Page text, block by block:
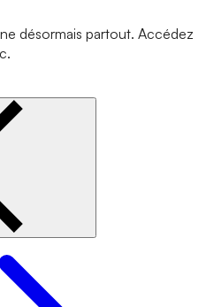
désormais partout. Accédez